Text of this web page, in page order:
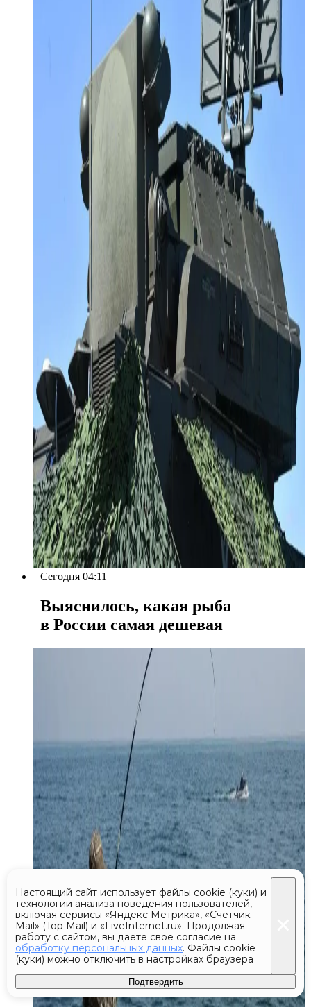
Сегодня 04:11
Выяснилось, какая рыба
в России самая дешевая
Настоящий сайт использует файлы cookie (куки) и
технологии анализа поведения пользователей,
включая сервисы «Яндекс Метрика», «Счётчик
Mail» (Top Mail) и «LiveInternet.ru». Продолжая
работу с сайтом, вы даете свое согласие на
обработку персональных данных. Файлы cookie
(куки) можно отключить в настройках браузера
Подтвердить